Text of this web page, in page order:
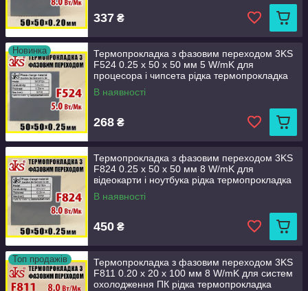
337 ₴
Новинка
Термопрокладка з фазовим переходом 3KS
F524 0.25 x 50 x 50 мм 5 W/mK для
процесора і чипсета рідка термопрокладка
В наявності
268 ₴
Термопрокладка з фазовим переходом 3KS
F824 0.25 x 50 x 50 мм 8 W/mK для
відеокарти і ноутбука рідка термопрокладка
В наявності
450 ₴
Топ продажів
Термопрокладка з фазовим переходом 3KS
F811 0.20 x 20 x 100 мм 8 W/mK для систем
охолодження ПК рідка термопрокладка